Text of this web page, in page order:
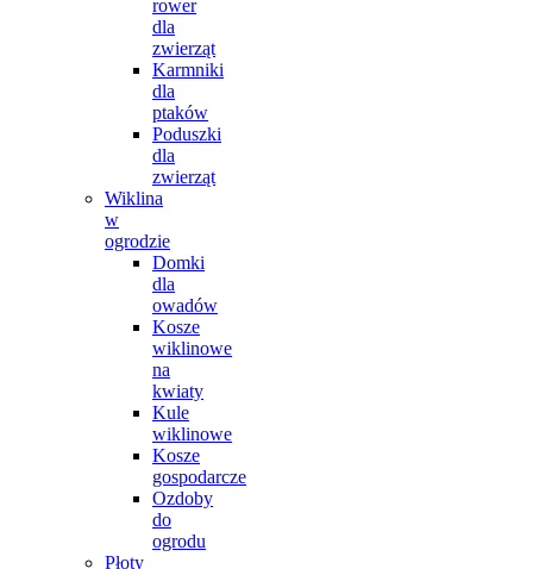
rower
dla
zwierząt
Karmniki
dla
ptaków
Poduszki
dla
zwierząt
Wiklina
w
ogrodzie
Domki
dla
owadów
Kosze
wiklinowe
na
kwiaty
Kule
wiklinowe
Kosze
gospodarcze
Ozdoby
do
ogrodu
Płoty